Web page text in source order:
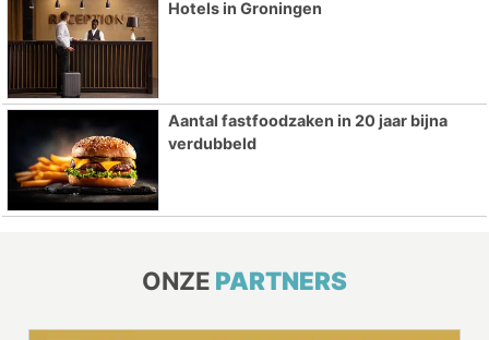
Hotels in Groningen
Aantal fastfoodzaken in 20 jaar bijna
verdubbeld
ONZE PARTNERS